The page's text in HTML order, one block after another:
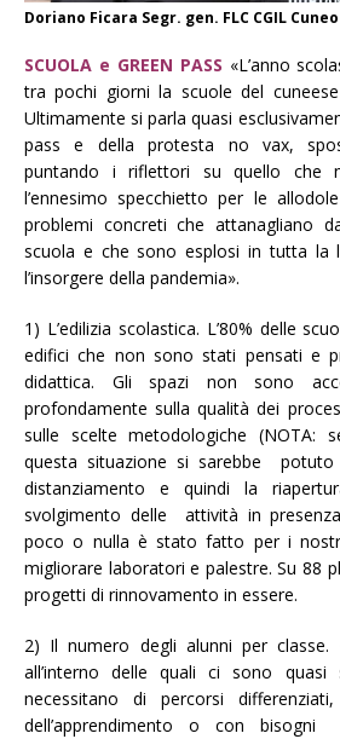
Doriano Ficara Segr. gen. FLC CGIL Cuneo
SCUOLA e GREEN PASS «L’anno
tra pochi giorni la scuole del
Ultimamente si parla quasi
pass e della protesta no vax,
puntando i riflettori su quello che
l’ennesimo specchietto per le
problemi concreti che attanagliano
scuola e che sono esplosi in tutta la
l’insorgere della pandemia».
1) L’edilizia scolastica. L’80% delle
edifici che non sono stati pensati e
didattica. Gli spazi non sono
profondamente sulla qualità dei
sulle scelte metodologiche (NOTA:
questa situazione si sarebbe
distanziamento e quindi la
svolgimento delle attività in
poco o nulla è stato fatto per i
migliorare laboratori e palestre. Su 88
progetti di rinnovamento in essere.
2) Il numero degli alunni per classe.
all’interno delle quali ci sono
necessitano di percorsi
dell’apprendimento o con